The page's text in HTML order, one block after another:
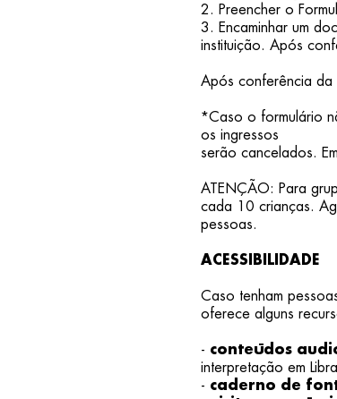
2. Preencher o
3. Encaminhar um
instituição. Após
Após conferência da
*Caso o formulário
os ingressos
serão cancelados.
ATENÇÃO: Para
cada 10 crianças.
pessoas.
ACESSIBILIDADE
Caso tenham
oferece alguns
- conteúdos
interpretação em
- caderno de